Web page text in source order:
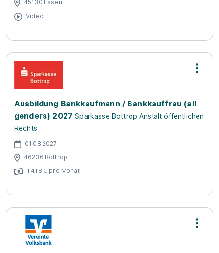
45130 Essen
Video
Ausbildung Bankkaufmann / Bankkauffrau (all
genders) 2027 Sparkasse Bottrop Anstalt öffentlichen
Rechts
01.08.2027
46236 Bottrop
1.418 € pro Monat